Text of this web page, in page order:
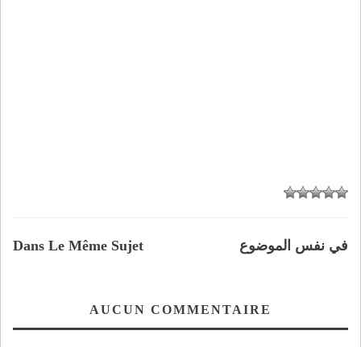
Dans Le Même Sujet في نفس الموضوع
AUCUN COMMENTAIRE